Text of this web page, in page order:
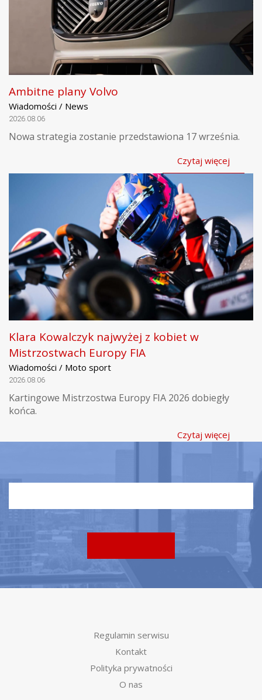
Ambitne plany Volvo
Wiadomości / News
2026.08.06
Nowa strategia zostanie przedstawiona 17 września.
Czytaj więcej
Klara Kowalczyk najwyżej z kobiet w
Mistrzostwach Europy FIA
Wiadomości / Moto sport
2026.08.06
Kartingowe Mistrzostwa Europy FIA 2026 dobiegły
końca.
Czytaj więcej
Regulamin serwisu
Kontakt
Polityka prywatności
O nas